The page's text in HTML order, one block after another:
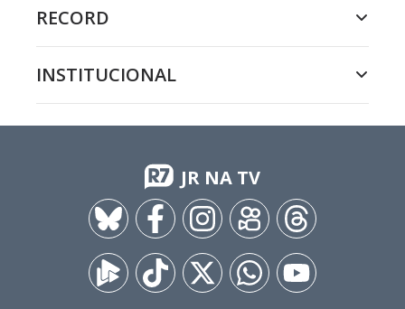
RECORD
INSTITUCIONAL
JR NA TV